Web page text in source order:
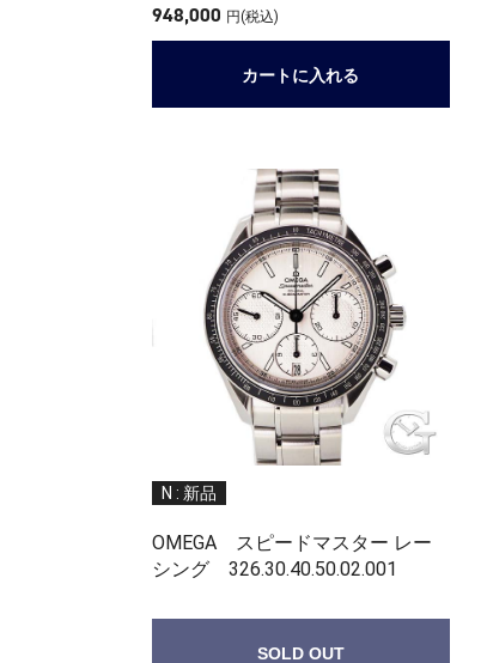
948,000 円(税込)
カートに入れる
N : 新品
OMEGA スピードマスター レー
シング 326.30.40.50.02.001
SOLD OUT